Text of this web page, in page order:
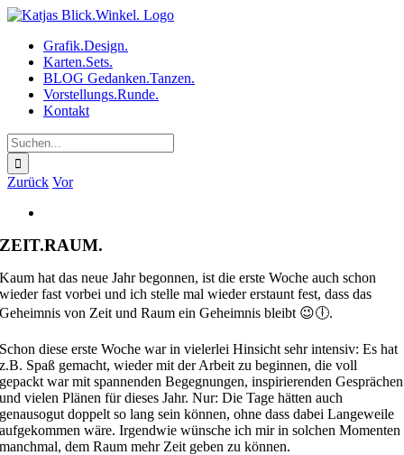
Zum
springenGrafik.Design.
Karten.Sets.
BLOG Gedanken.Tanzen.
Vorstellungs.Runde.
Kontakt
Suche
nach:
Zurück Vor
Bild
ZEIT.RAUM.
Kaum hat das neue Jahr begonnen, ist die erste Woche auch schon
wieder fast vorbei und ich stelle mal wieder erstaunt fest, dass das
Geheimnis von Zeit und Raum ein Geheimnis bleibt 😉🕕.
Schon diese erste Woche war in vielerlei Hinsicht sehr intensiv: Es hat
z.B. Spaß gemacht, wieder mit der Arbeit zu beginnen, die voll
gepackt war mit spannenden Begegnungen, inspirierenden Gesprächen
und vielen Plänen für dieses Jahr. Nur: Die Tage hätten auch
genausogut doppelt so lang sein können, ohne dass dabei Langeweile
aufgekommen wäre. Irgendwie wünsche ich mir in solchen Momenten
manchmal, dem Raum mehr Zeit geben zu können.